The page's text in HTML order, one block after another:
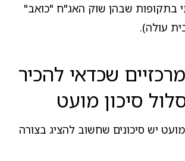
בתקופות שבהן שוק האג"ח "כואב"
עולה).
שכדאי להכיר
סיכון מועט
יש סיכונים שחשוב להציג בצורה